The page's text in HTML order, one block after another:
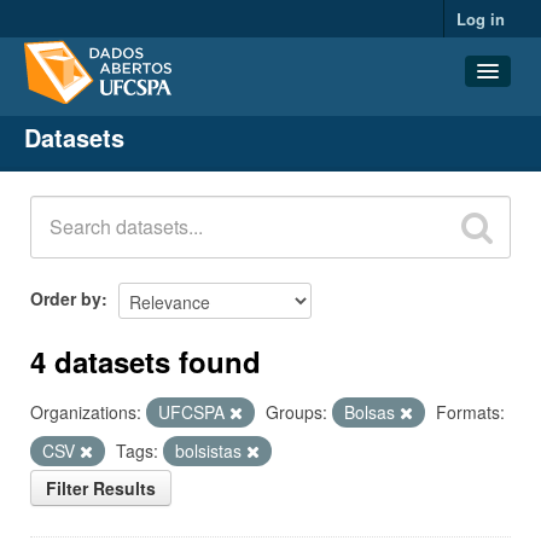
Log in
Datasets
Organizations
Groups
About
Datasets
Order by
4 datasets found
Organizations: UFCSPA Groups: Bolsas
Formats:
CSV
Tags:
bolsistas
Filter Results